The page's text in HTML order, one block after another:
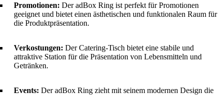
Promotionen: Der adBox Ring ist perfekt für Promotionen
geeignet und bietet einen ästhetischen und funktionalen Raum für
die Produktpräsentation.
Verkostungen: Der Catering-Tisch bietet eine stabile und
attraktive Station für die Präsentation von Lebensmitteln und
Getränken.
Events: Der adBox Ring zieht mit seinem modernen Design die